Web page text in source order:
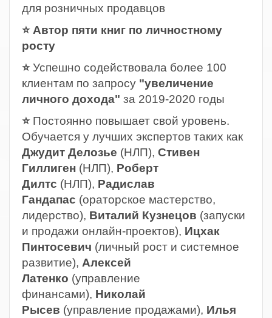
для розничных продавцов
⭐ Автор пяти книг по личностному
росту
⭐Успешно содействовала более 100
клиентам по запросу "увеличение
личного дохода" за 2019-2020 годы
⭐ Постоянно повышает свой уровень.
Обучается у лучших экспертов таких как
Джудит Делозье (НЛП), Стивен
Гиллиген (НЛП), Роберт
Дилтс (НЛП), Радислав
Гандапас (ораторское мастерство,
лидерство), Виталий Кузнецов (запуски
и продажи онлайн-проектов), Ицхак
Пинтосевич (личный рост и системное
развитие), Алексей
Латенко (управление
финансами), Николай
Рысев (управление продажами), Илья